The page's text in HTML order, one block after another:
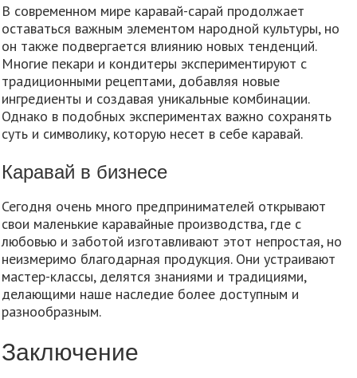
В современном мире каравай-сарай продолжает
оставаться важным элементом народной культуры, но
он также подвергается влиянию новых тенденций.
Многие пекари и кондитеры экспериментируют с
традиционными рецептами, добавляя новые
ингредиенты и создавая уникальные комбинации.
Однако в подобных экспериментах важно сохранять
суть и символику, которую несет в себе каравай.
Каравай в бизнесе
Сегодня очень много предпринимателей открывают
свои маленькие каравайные производства, где с
любовью и заботой изготавливают этот непростая, но
неизмеримо благодарная продукция. Они устраивают
мастер-классы, делятся знаниями и традициями,
делающими наше наследие более доступным и
разнообразным.
Заключение